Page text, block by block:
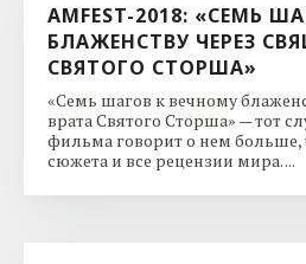
AMFEST-2018: «СЕМЬ
БЛАЖЕНСТВУ ЧЕРЕЗ
СВЯТОГО СТОРША»
«Семь шагов к вечному
врата Святого Сторша» — тот
фильма говорит о нем
сюжета и все рецензии мира. ...